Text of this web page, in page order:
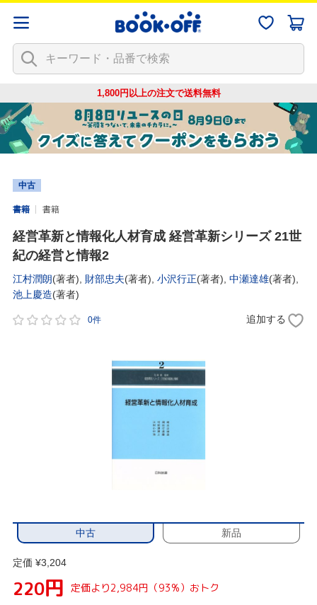
1,800円以上の注文で送料無料
中古
書籍 書籍
経営革新と情報化人材育成 経営革新シリーズ 21世
紀の経営と情報2
江村潤朗(著者), 財部忠夫(著者), 小沢行正(著者), 中瀬達雄(著者),
池上慶造(著者)
0件 追加する
中古 新品
定価 ¥3,204
220円 定価より2,984円（93%）おトク